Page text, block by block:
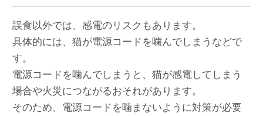
誤食以外では、感電のリスクもあります。
具体的には、猫が電源コードを噛んでしまうなどで
す。
電源コードを噛んでしまうと、猫が感電してしまう
場合や火災につながるおそれがあります。
そのため、電源コードを噛まないように対策が必要